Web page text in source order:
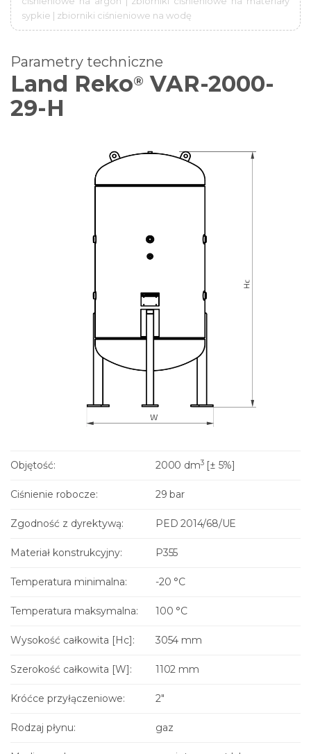
sypkie | zbiorniki ciśnieniowe na wodę
Parametry techniczne
Land Reko® VAR-2000-
29-H
Objętość: 2000 dm3[± 5%]
Ciśnienie robocze: 29 bar
Zgodność z dyrektywą: PED 2014/68/UE
Materiał konstrukcyjny: P355
Temperatura minimalna: -20 °C
Temperatura maksymalna: 100 °C
Wysokość całkowita [Hc]: 3054 mm
Szerokość całkowita [W]: 1102 mm
Króćce przyłączeniowe: 2"
Rodzaj płynu: gaz